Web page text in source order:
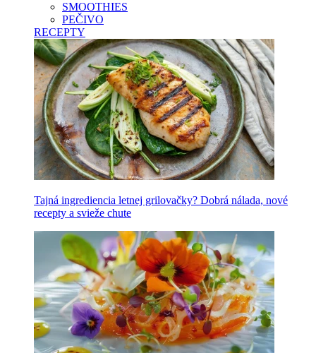
SMOOTHIES
PEČIVO
RECEPTY
Tajná ingrediencia letnej grilovačky? Dobrá nálada, nové
recepty a svieže chute